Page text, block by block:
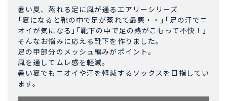
暑い夏、蒸れる足に風が通るエアリーシリーズ
「夏になると靴の中で足が蒸れて最悪・・」「足の汗でニ
オイが気になる」「靴下の中で足の熱がこもって不快！」
そんなお悩みに応える靴下を作りました。
足の甲部分のメッシュ編みがポイント。
風を通してムレ感を軽減。
暑い夏でもニオイや汗を軽減するソックスを目指してい
ます。